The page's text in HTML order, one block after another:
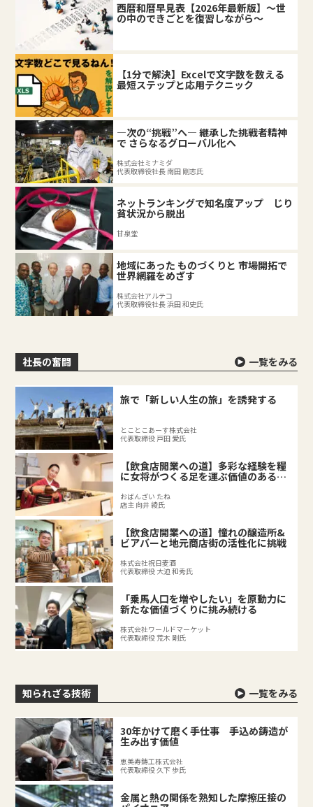
西暦和暦早見表【2026年最新版】～世
の中のできごとを復習しながら～
【1分で解決】Excelで文字数を数える
最短ステップと応用テクニック
―次の“挑戦”へ― 継承した挑戦者精神
で さらなるグローバル化へ
株式会社ミナミダ
代表取締役社長 南田 剛志氏
ネットランキングで知名度アップ じり
貧状況から脱出
甘泉堂
地域にあった ものづくりと 市場開拓で
世界網羅をめざす
株式会社アルテコ
代表取締役社長 浜田 和史氏
社長の奮闘 一覧をみる
旅で「新しい人生の旅」を誘発する
とことこあーす株式会社
代表取締役 戸田 愛氏
【飲食店開業への道】多彩な経験を糧
に女将がつくる足を運ぶ価値のある料
理店
おばんざい たね
店主 向井 綾氏
【飲食店開業への道】憧れの醸造所&
ビアバーと地元商店街の活性化に挑戦
株式会社祝日麦酒
代表取締役 大迫 和秀氏
「乗馬人口を増やしたい」を原動力に
新たな価値づくりに挑み続ける
株式会社ワールドマーケット
代表取締役 荒木 剛氏
知られざる技術 一覧をみる
30年かけて磨く手仕事 手込め鋳造が
生み出す価値
恵美寿鋳工株式会社
代表取締役 久下 歩氏
金属と熱の関係を熟知した摩擦圧接の